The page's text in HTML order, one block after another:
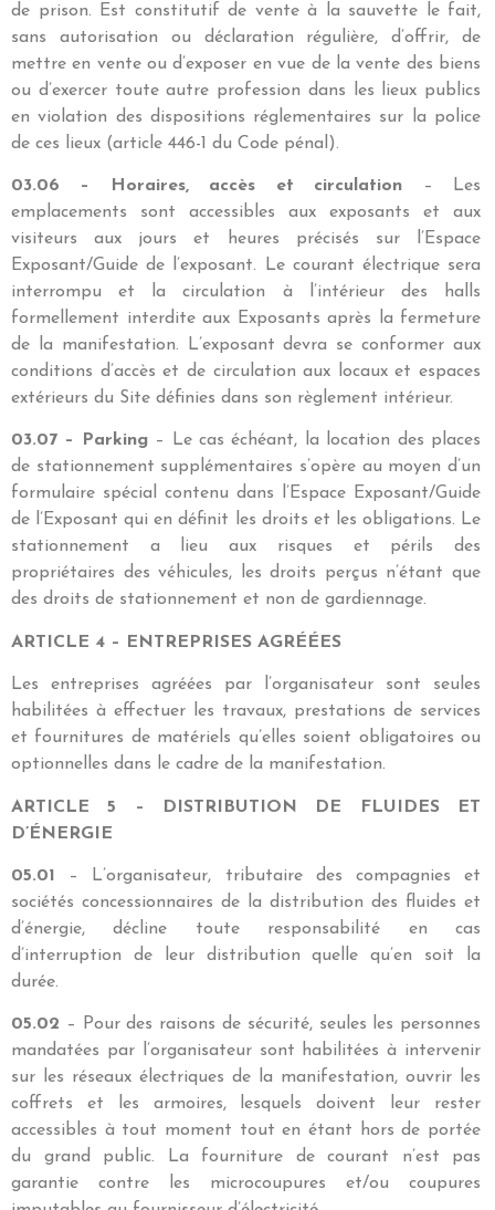
de prison. Est constitutif de vente à la sauvette le fait,
sans autorisation ou déclaration régulière, d’offrir, de
mettre en vente ou d’exposer en vue de la vente des biens
ou d’exercer toute autre profession dans les lieux publics
en violation des dispositions réglementaires sur la police
de ces lieux (article 446-1 du Code pénal).
03.06 – Horaires, accès et circulation – Les
emplacements sont accessibles aux exposants et aux
visiteurs aux jours et heures précisés sur l’Espace
Exposant/Guide de l’exposant. Le courant électrique sera
interrompu et la circulation à l’intérieur des halls
formellement interdite aux Exposants après la fermeture
de la manifestation. L’exposant devra se conformer aux
conditions d’accès et de circulation aux locaux et espaces
extérieurs du Site définies dans son règlement intérieur.
03.07 – Parking– Le cas échéant, la location des places
de stationnement supplémentaires s’opère au moyen d’un
formulaire spécial contenu dans l’Espace Exposant/Guide
de l’Exposant qui en définit les droits et les obligations. Le
stationnement a lieu aux risques et périls des
propriétaires des véhicules, les droits perçus n’étant que
des droits de stationnement et non de gardiennage.
ARTICLE 4 – ENTREPRISES AGRÉÉES
Les entreprises agréées par l’organisateur sont seules
habilitées à effectuer les travaux, prestations de services
et fournitures de matériels qu’elles soient obligatoires ou
optionnelles dans le cadre de la manifestation.
ARTICLE 5 – DISTRIBUTION DE FLUIDES ET
D’ÉNERGIE
05.01
– L’organisateur, tributaire des compagnies et
sociétés concessionnaires de la distribution des fluides et
d’énergie, décline toute responsabilité en cas
d’interruption de leur distribution quelle qu’en soit la
durée.
05.02 – Pour des raisons de sécurité, seules les personnes
mandatées par l’organisateur sont habilitées à intervenir
sur les réseaux électriques de la manifestation, ouvrir les
coffrets et les armoires, lesquels doivent leur rester
accessibles à tout moment tout en étant hors de portée
du grand public. La fourniture de courant n’est pas
garantie contre les microcoupures et/ou coupures